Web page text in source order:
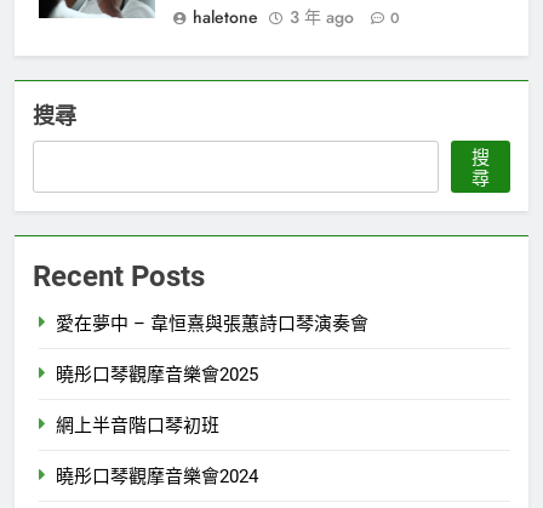
haletone
3 年 ago 0
搜尋
搜
尋
Recent Posts
愛在夢中 – 韋恒熹與張蕙詩口琴演奏會
曉彤口琴觀摩音樂會2025
網上半音階口琴初班
曉彤口琴觀摩音樂會2024